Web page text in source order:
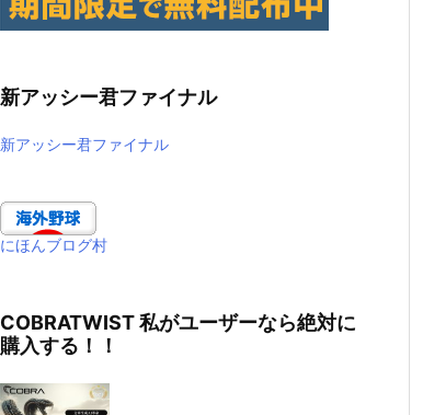
新アッシー君ファイナル
新アッシー君ファイナル
にほんブログ村
COBRATWIST 私がユーザーなら絶対に
購入する！！